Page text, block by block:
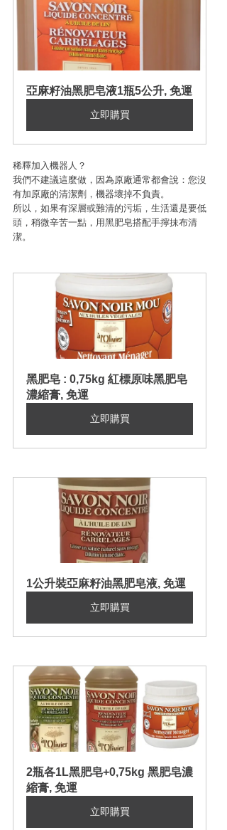
亞麻籽油黑肥皂液1瓶5公升, 免運
立即購買
稀釋加入機器人？
我們不建議這麼做，因為原廠通常都會說：您沒
有加原廠的清潔劑，機器壞掉不負責。
所以，如果有深層或難清的污垢，生活還是要低
頭，稍微辛苦一點，用黑肥皂搭配手擰抺布清
潔。
黑肥皂 : 0,75kg 紅標原味黑肥皂
濃縮膏, 免運
立即購買
1公升裝亞麻籽油黑肥皂液, 免運
立即購買
2瓶各1L黑肥皂+0,75kg 黑肥皂濃
縮膏, 免運
立即購買